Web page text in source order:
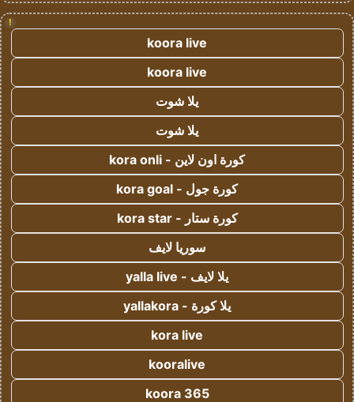
!
koora live
koora live
يلا شوت
يلا شوت
كورة اون لاين - kora onli
كورة جول - kora goal
كورة ستار - kora star
سوريا لايف
يلا لايف - yalla live
يلا كورة - yallakora
kora live
kooralive
koora 365